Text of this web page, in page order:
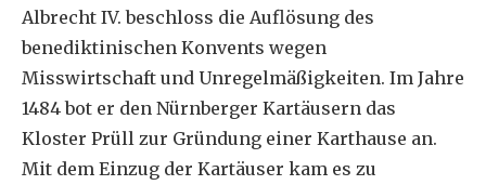
Albrecht IV. beschloss die Auflösung des
benediktinischen Konvents wegen
Misswirtschaft und Unregelmäßigkeiten. Im Jahre
1484 bot er den Nürnberger Kartäusern das
Kloster Prüll zur Gründung einer Karthause an.
Mit dem Einzug der Kartäuser kam es zu